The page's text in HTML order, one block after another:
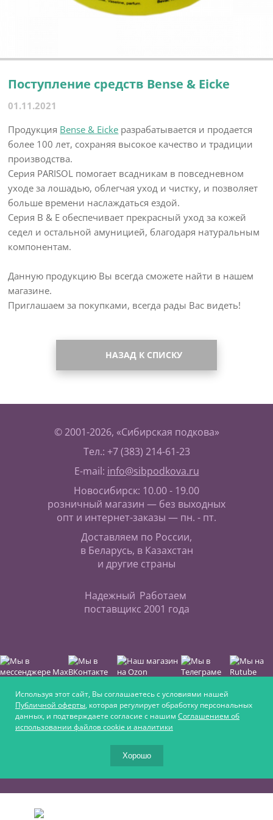
Поступление средств Bense & Eicke
01.11.2021
Продукция Bense & Eicke разрабатывается и продается
более 100 лет, сохраняя высокое качество и традиции
производства.
Серия PARISOL помогает всадникам в повседневном
уходе за лошадью, облегчая уход и чистку, и позволяет
больше времени наслаждаться ездой.
Серия B & Е обеспечивает прекрасный уход за кожей
седел и остальной амуницией, благодаря натуральным
компонентам.
Данную продукцию Вы всегда сможете найти в нашем
магазине.
Приглашаем за покупками, всегда рады Вас видеть!
НАЗАД К СПИСКУ
© 2001-2026, «Сибирская подкова»
Тел.: +7 (383) 214-61-23
E-mail: info@sibpodkova.ru
Новосибирск: 10.00 - 19.00
розничный магазин — без выходных
опт и интернет-заказы — пн. - пт.
Доставляем по России,
в Беларусь, в Казахстан
и другие страны
Надежный
поставщик
Работаем
с 2001 года
Интернет-магазин для любителей верховой езды,
фермеров
Используя этот сайт, Вы соглашаетесь с условиями нашей
Публичной оферты, которая регулирует обработку персональных
данных, и подтверждаете согласие с нашим Соглашением об
использовании файлов cookie и аналитики
Хорошо